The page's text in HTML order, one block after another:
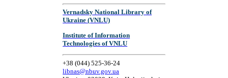
Vernadsky National Library of
Ukraine (VNLU)
Institute of Information
Technologies of VNLU
+38 (044) 525-36-24
libnas@nbuv.gov.ua